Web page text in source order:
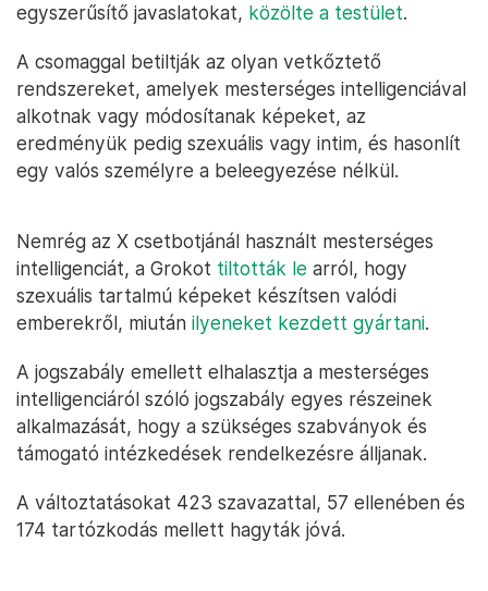
egyszerűsítő javaslatokat, közölte a testület.
A csomaggal betiltják az olyan vetkőztető
rendszereket, amelyek mesterséges intelligenciával
alkotnak vagy módosítanak képeket, az
eredményük pedig szexuális vagy intim, és hasonlít
egy valós személyre a beleegyezése nélkül.
Nemrég az X csetbotjánál használt mesterséges
intelligenciát, a Grokot tiltották le arról, hogy
szexuális tartalmú képeket készítsen valódi
emberekről, miután ilyeneket kezdett gyártani.
A jogszabály emellett elhalasztja a mesterséges
intelligenciáról szóló jogszabály egyes részeinek
alkalmazását, hogy a szükséges szabványok és
támogató intézkedések rendelkezésre álljanak.
A változtatásokat 423 szavazattal, 57 ellenében és
174 tartózkodás mellett hagyták jóvá.